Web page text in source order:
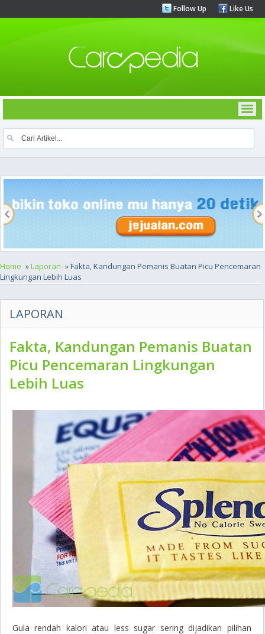
Follow Up Like Us
Home »Laporan » Fakta, Kandungan Pemanis Buatan Picu Pencemaran
Lingkungan Lebih Luas
LAPORAN
Fakta, Kandungan Pemanis Buatan
Picu Pencemaran Lingkungan
Lebih Luas
Gula rendah kalori atau less sugar sering dijadikan pilihan